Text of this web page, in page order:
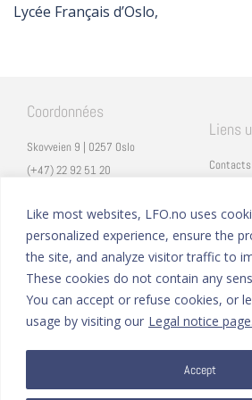
Like most websites, LFO.no uses
personalized experience, ensure the
the site, and analyze visitor traffic to
These cookies do not contain any
You can accept or refuse cookies, or
usage by visiting our Legal notice page.
Accept
Lycée Français d’Oslo,
Coordonnées
Skovveien 9 | 0257 Oslo
(+47) 22 92 51 20
Vulkan 11 | 0178 Oslo
Liens
Eduka
ProNote
Suivez nous
Linkedin
Nous